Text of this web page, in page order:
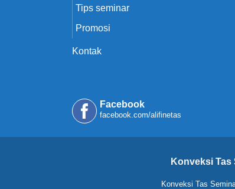
Tips seminar
Promosi
Kontak
Facebook
facebook.com/alifinetas
Konveksi Tas
Konveksi Tas